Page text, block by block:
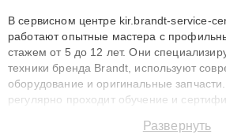
В сервисном центре kir.brandt-service-
работают опытные мастера с
стажем от 5 до 12 лет. Они
техники бренда Brandt, используют
оборудование и оригинальные
регулярно проходит обучение и
технику с сохранением гарантии до 3
Развернуть